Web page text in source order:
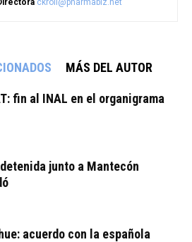
ckroll@pharmabiz.net
MÁS DEL AUTOR
fin al INAL en el organigrama
junto a Mantecón
acuerdo con la española